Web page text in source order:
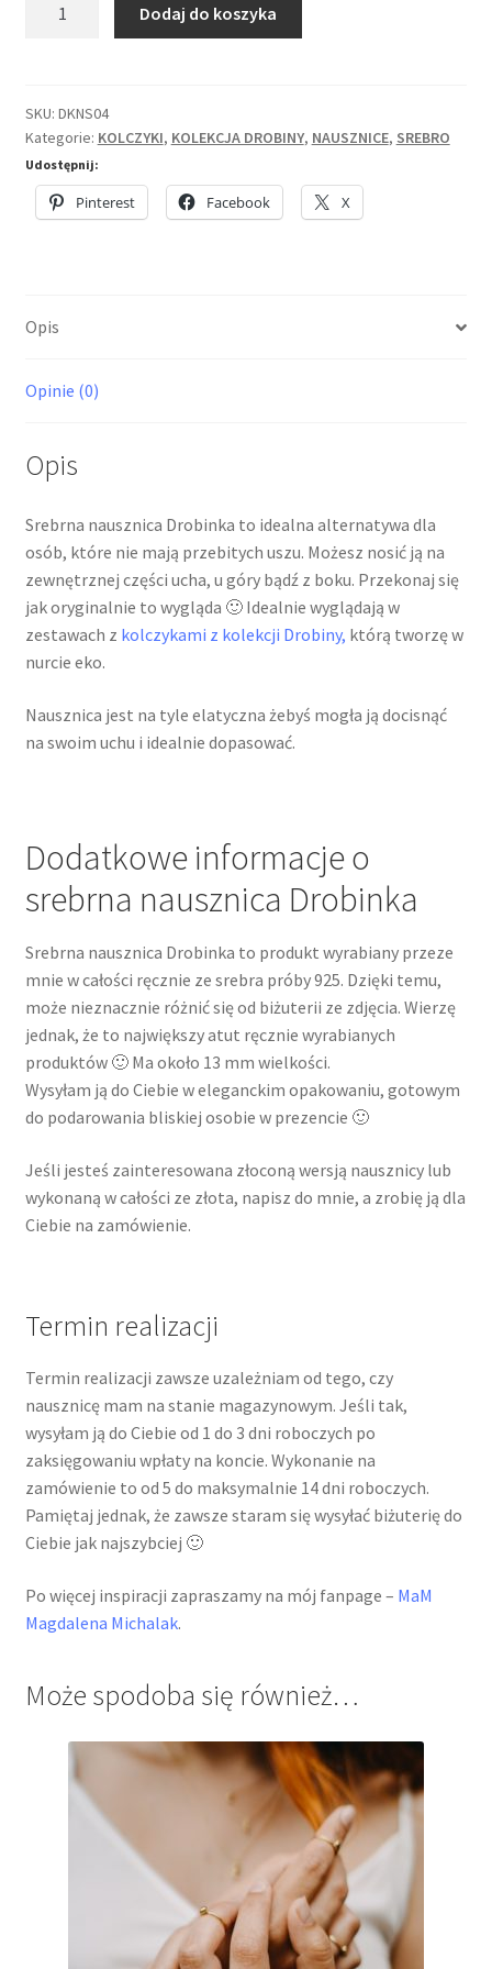
Dodaj do koszyka
SKU: DKNS04
Kategorie: KOLCZYKI, KOLEKCJA DROBINY, NAUSZNICE, SREBRO
Udostępnij:
Pinterest Facebook X
Opis
Opinie (0)
Opis
Srebrna nausznica Drobinka to idealna alternatywa dla
osób, które nie mają przebitych uszu. Możesz nosić ją na
zewnętrznej części ucha, u góry bądź z boku. Przekonaj się
jak oryginalnie to wygląda 🙂 Idealnie wyglądają w
zestawach z kolczykami z kolekcji Drobiny, którą tworzę w
nurcie eko.
Nausznica jest na tyle elatyczna żebyś mogła ją docisnąć
na swoim uchu i idealnie dopasować.
Dodatkowe informacje o
srebrna nausznica Drobinka
Srebrna nausznica Drobinka to produkt wyrabiany przeze
mnie w całości ręcznie ze srebra próby 925. Dzięki temu,
może nieznacznie różnić się od biżuterii ze zdjęcia. Wierzę
jednak, że to największy atut ręcznie wyrabianych
produktów 🙂 Ma około 13 mm wielkości.
Wysyłam ją do Ciebie w eleganckim opakowaniu, gotowym
do podarowania bliskiej osobie w prezencie 🙂
Jeśli jesteś zainteresowana złoconą wersją nausznicy lub
wykonaną w całości ze złota, napisz do mnie, a zrobię ją dla
Ciebie na zamówienie.
Termin realizacji
Termin realizacji zawsze uzależniam od tego, czy
nausznicę mam na stanie magazynowym. Jeśli tak,
wysyłam ją do Ciebie od 1 do 3 dni roboczych po
zaksięgowaniu wpłaty na koncie. Wykonanie na
zamówienie to od 5 do maksymalnie 14 dni roboczych.
Pamiętaj jednak, że zawsze staram się wysyłać biżuterię do
Ciebie jak najszybciej 🙂
Po więcej inspiracji zapraszamy na mój fanpage – MaM
Magdalena Michalak.
Może spodoba się również…